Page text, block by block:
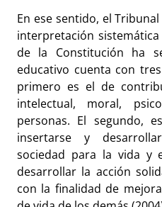
En ese sentido, el
interpretación
de la Constitución ha
educativo cuenta con
primero es el de
intelectual, moral,
personas. El segundo,
insertarse y
sociedad para la vida y
desarrollar la acción
con la finalidad de